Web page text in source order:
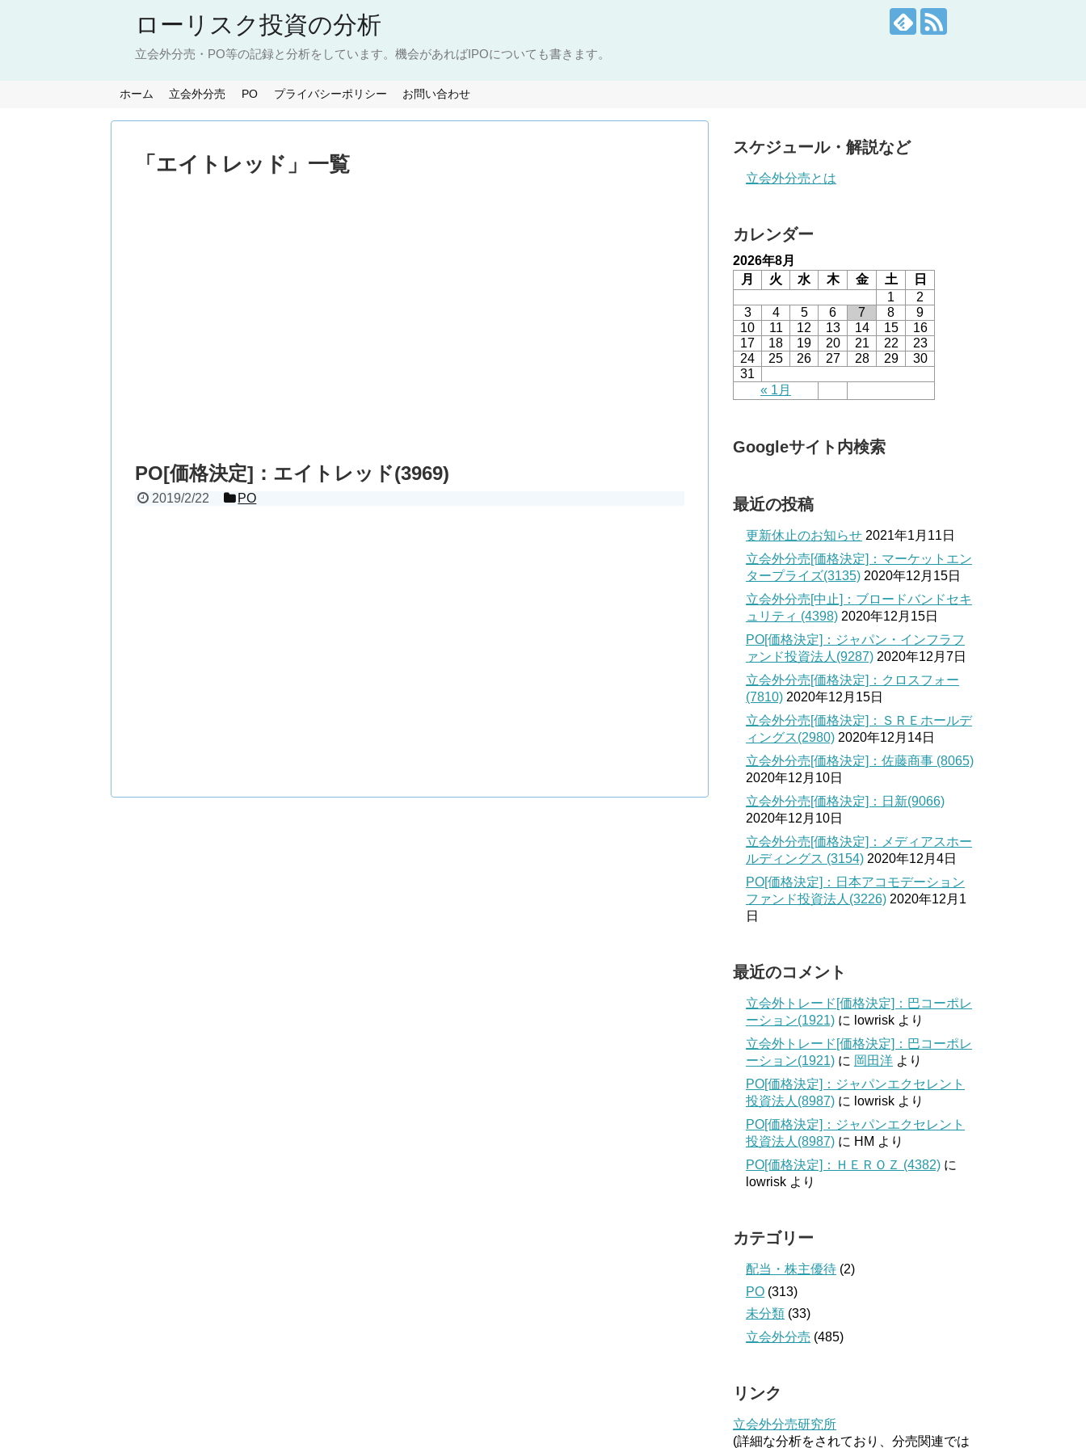
ローリスク投資の分析
立会外分売・PO等の記録と分析をしています。機会があればIPOについても書きます。
ホーム 立会外分売 PO プライバシーポリシー お問い合わせ
「 エイトレッド 」 一覧
PO[価格決定]：エイトレッド(3969)
2019/2/22 PO
スケジュール・解説など
立会外分売とは
カレンダー
2026年8月
月
火 水 木 金 土 日
« 1月
1
2
3
4 5 6 7 8
9
10
11 12 13 14 15
16
17
18 19 20 21 22
23
24
25 26 27 28 29
30
31
Googleサイト内検索
最近の投稿
更新休止のお知らせ 2021年1月11日
立会外分売[価格決定]：マーケットエン
タープライズ(3135) 2020年12月15日
立会外分売[中止]：ブロードバンドセキ
ュリティ (4398) 2020年12月15日
PO[価格決定]：ジャパン・インフラフ
ァンド投資法人(9287) 2020年12月7日
立会外分売[価格決定]：クロスフォー
(7810) 2020年12月15日
立会外分売[価格決定]：ＳＲＥホールデ
ィングス(2980) 2020年12月14日
立会外分売[価格決定]：佐藤商事 (8065)
2020年12月10日
立会外分売[価格決定]：日新(9066)
2020年12月10日
立会外分売[価格決定]：メディアスホー
ルディングス (3154) 2020年12月4日
PO[価格決定]：日本アコモデーション
ファンド投資法人(3226) 2020年12月1
日
最近のコメント
立会外トレード[価格決定]：巴コーポレ
ーション(1921) に lowrisk より
立会外トレード[価格決定]：巴コーポレ
ーション(1921) に 岡田洋 より
PO[価格決定]：ジャパンエクセレント
投資法人(8987) に lowrisk より
PO[価格決定]：ジャパンエクセレント
投資法人(8987) に HM より
PO[価格決定]：ＨＥＲＯＺ (4382) に
lowrisk より
カテゴリー
配当・株主優待 (2)
PO (313)
未分類 (33)
立会外分売 (485)
リンク
立会外分売研究所
(詳細な分析をされており、分売関連では